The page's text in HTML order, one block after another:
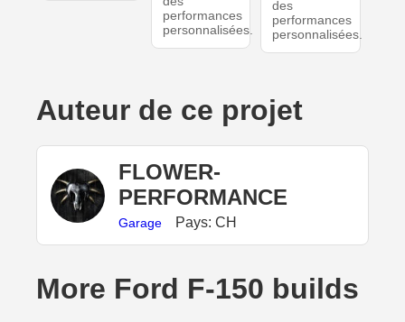
performances
personnalisées.
des
performances
personnalisées.
Auteur de ce projet
FLOWER-
PERFORMANCE
Garage Pays: CH
More Ford F-150 builds